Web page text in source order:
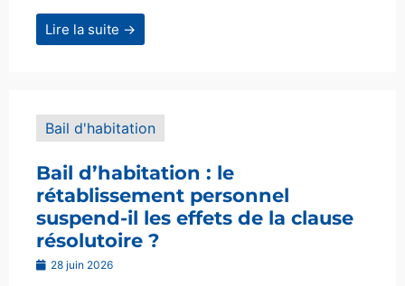
Lire la suite →
Bail d'habitation
Bail d’habitation : le
rétablissement personnel
suspend-il les effets de la clause
résolutoire ?
28 juin 2026